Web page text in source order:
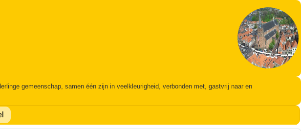
gemeenschap, samen één zijn in veelkleurigheid, verbonden met, gastvrij naar en